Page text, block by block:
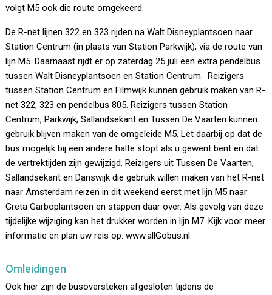
volgt M5 ook die route omgekeerd.
De R-net lijnen 322 en 323 rijden na Walt Disneyplantsoen naar
Station Centrum (in plaats van Station Parkwijk), via de route van
lijn M5. Daarnaast rijdt er op zaterdag 25 juli een extra pendelbus
tussen Walt Disneyplantsoen en Station Centrum. Reizigers
tussen Station Centrum en Filmwijk kunnen gebruik maken van R-
net 322, 323 en pendelbus 805. Reizigers tussen Station
Centrum, Parkwijk, Sallandsekant en Tussen De Vaarten kunnen
gebruik blijven maken van de omgeleide M5. Let daarbij op dat de
bus mogelijk bij een andere halte stopt als u gewent bent en dat
de vertrektijden zijn gewijzigd. Reizigers uit Tussen De Vaarten,
Sallandsekant en Danswijk die gebruik willen maken van het R-net
naar Amsterdam reizen in dit weekend eerst met lijn M5 naar
Greta Garboplantsoen en stappen daar over. Als gevolg van deze
tijdelijke wijziging kan het drukker worden in lijn M7. Kijk voor meer
informatie en plan uw reis op: www.allGobus.nl.
Omleidingen
Ook hier zijn de busoversteken afgesloten tijdens de